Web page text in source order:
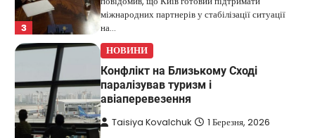
3
міжнародних партнерів у стабілізації ситуації
на…
НОВИНИ
Конфлікт на Близькому Сході
паралізував туризм і
авіаперевезення
Taisiya Kovalchuk 1 Березня, 2026